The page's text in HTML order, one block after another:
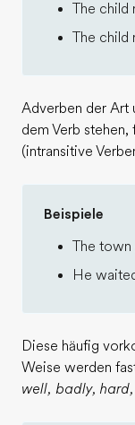
The child
The child
Adverben der Art
dem Verb
(intransitive
Beispiele
The town
He
Diese häufig
Weise werden
well, badly,